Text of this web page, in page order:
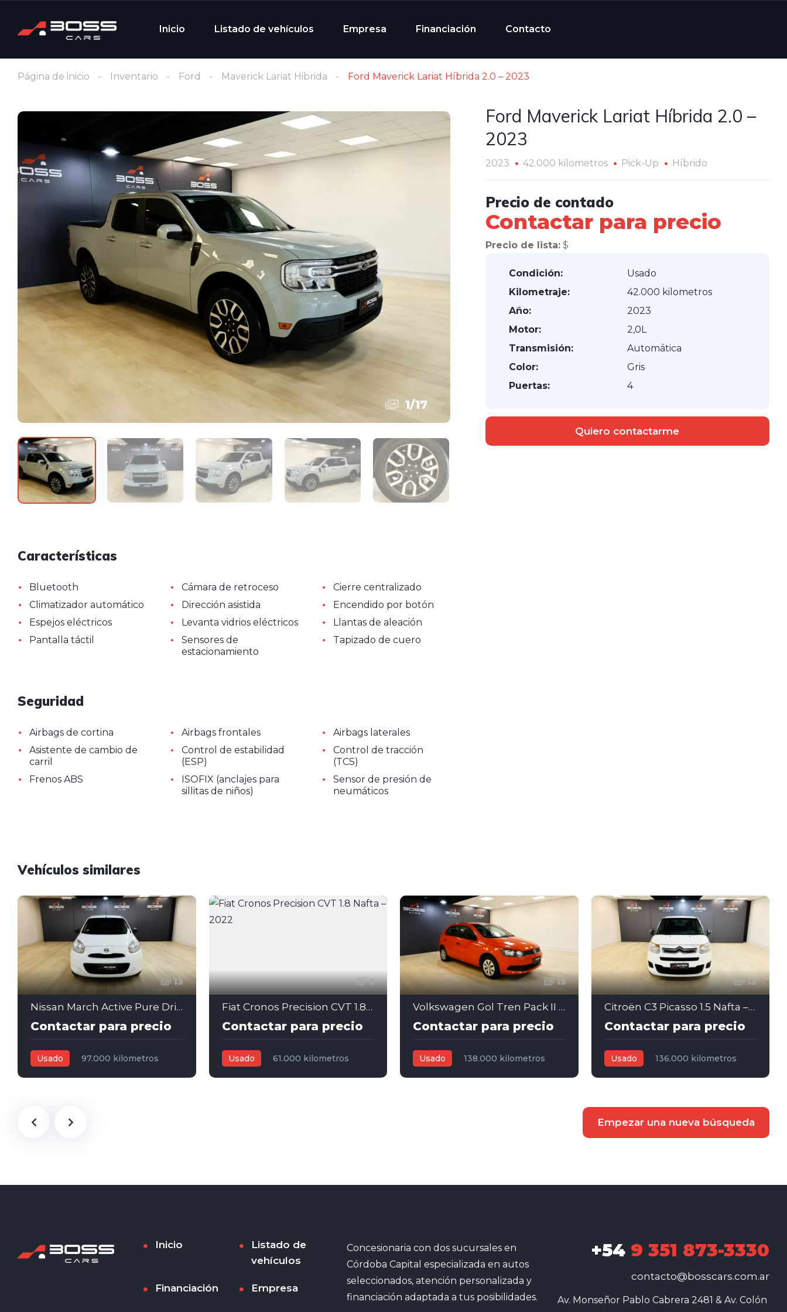
Inicio Listado de vehículos Empresa Financiación Contacto
Página de inicio Inventario Ford Maverick Lariat Hibrida Ford Maverick Lariat Híbrida 2.0 – 2023
1/17
Características
• Bluetooth • Cámara de retroceso • Cierre centralizado
• Climatizador automático • Dirección asistida • Encendido por botón
• Espejos eléctricos • Levanta vidrios eléctricos • Llantas de aleación
• Pantalla táctil •
Sensores de
estacionamiento
• Tapizado de cuero
Seguridad
• Airbags de cortina • Airbags frontales • Airbags laterales
•
Asistente de cambio de
carril
•
Control de estabilidad
(ESP)
•
Control de tracción
(TCS)
• Frenos ABS •
ISOFIX (anclajes para
sillitas de niños)
•
Sensor de presión de
neumáticos
Ford Maverick Lariat Híbrida 2.0 –
2023
2023 42.000 kilometros Pick-Up Híbrido
Precio de contado
Contactar para precio
Precio de lista:$
Condición:
Usado
Kilometraje:
42.000 kilometros
Año:
2023
Motor:
2,0L
Transmisión:
Automática
Color:
Gris
Puertas:
4
Quiero contactarme
Vehículos similares
13
Nissan March Active Pure Drive 1.6 Nafta – 2016
Contactar para precio
Usado
97.000 kilometros
9
Fiat Cronos Precision CVT 1.8 Nafta – 2022
Contactar para precio
Usado
61.000 kilometros
15
Volkswagen Gol Tren Pack II 1.6 Nafta – 2015
Contactar para precio
Usado
138.000 kilometros
13
Citroën C3 Picasso 1.5 Nafta – 2013
Contactar para precio
Usado
136.000 kilometros
Empezar una nueva búsqueda
Inicio
Listado de
vehículos
Financiación Empresa
Concesionaria con dos sucursales en
Córdoba Capital especializada en autos
seleccionados, atención personalizada y
financiación adaptada a tus posibilidades.
+549 351 873-3330
contacto@bosscars.com.ar
Av. Monseñor Pablo Cabrera 2481 & Av. Colón